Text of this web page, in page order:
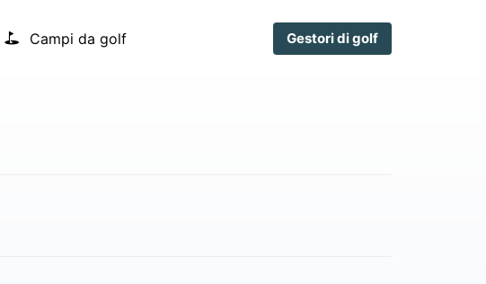
Campi da golf Gestori di golf